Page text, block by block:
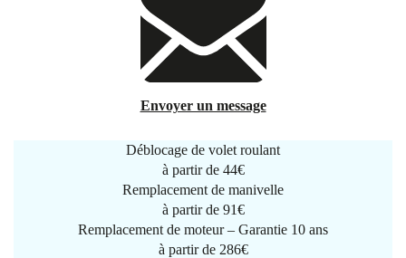
Envoyer un message
Déblocage de volet roulant
à partir de 44€
Remplacement de manivelle
à partir de 91€
Remplacement de moteur – Garantie 10 ans
à partir de 286€